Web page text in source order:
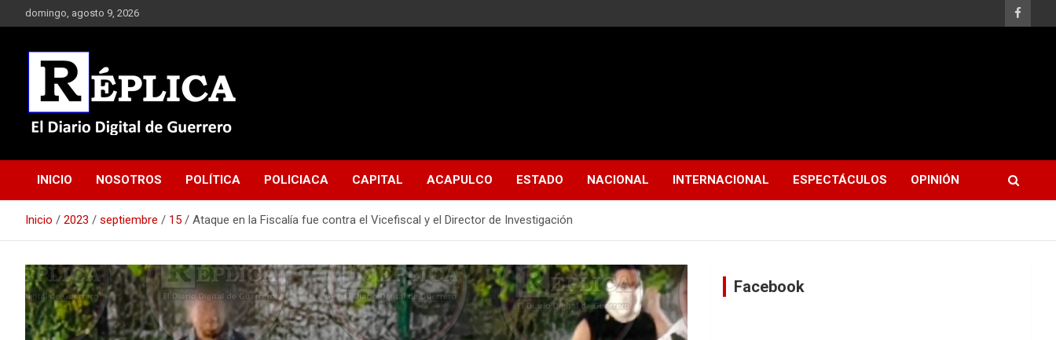
al
domingo, agosto 9, 2026
Réplica
INICIO NOSOTROS POLÍTICA POLICIACA CAPITAL ACAPULCO ESTADO NACIONAL INTERNACIONAL ESPECTÁCULOS OPINIÓN
Inicio 2023 septiembre 15 Ataque en la Fiscalía fue contra el Vicefiscal y el Director de Investigación
Facebook